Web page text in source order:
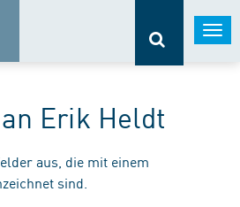
Erik Heldt
aus, die mit einem
sind.